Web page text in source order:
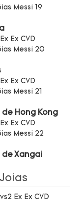
Hong Kong
Xangai